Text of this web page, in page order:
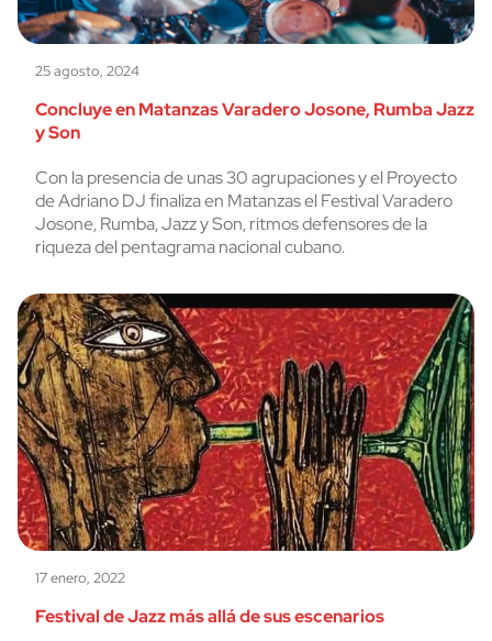
25 agosto, 2024
Concluye en Matanzas Varadero Josone, Rumba Jazz
y Son
Con la presencia de unas 30 agrupaciones y el Proyecto
de Adriano DJ finaliza en Matanzas el Festival Varadero
Josone, Rumba, Jazz y Son, ritmos defensores de la
riqueza del pentagrama nacional cubano.
17 enero, 2022
Festival de Jazz más allá de sus escenarios